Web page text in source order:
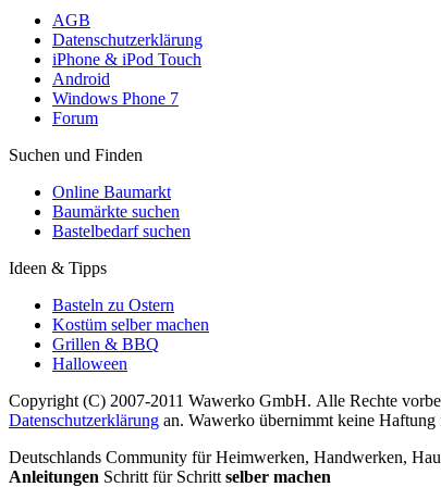
AGB
Datenschutzerklärung
iPhone & iPod Touch
Android
Windows Phone 7
Forum
Suchen und Finden
Online Baumarkt
Baumärkte suchen
Bastelbedarf suchen
Ideen & Tipps
Basteln zu Ostern
Kostüm selber machen
Grillen & BBQ
Halloween
Copyright (C) 2007-2011 Wawerko GmbH. Alle Rechte
Datenschutzerklärung an. Wawerko übernimmt keine
Deutschlands Community für Heimwerken, Handwerken,
Anleitungen Schritt für Schritt selber machen